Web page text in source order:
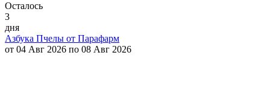
Осталось
3
дня
Азбука Пчелы от Парафарм
от 04 Авг 2026 по 08 Авг 2026